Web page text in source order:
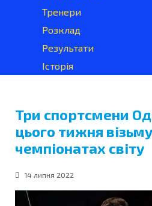
Тренери
Розклад
Результати
Історія
Три спортсмени
цього тижня
чемпіонатах світу
14 липня 2022